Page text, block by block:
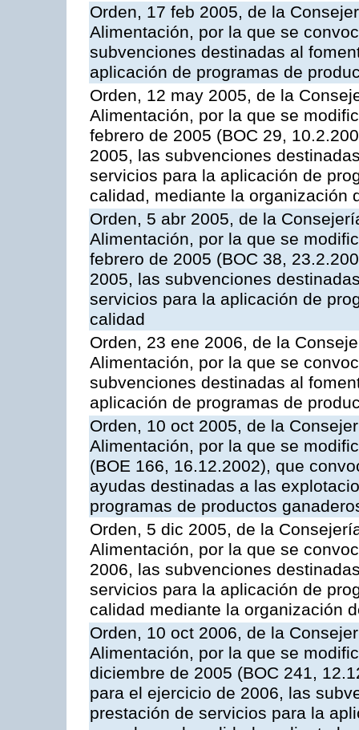
Orden, 17 feb 2005, de la
Alimentación, por la que se
subvenciones destinadas al
aplicación de programas de
Orden, 12 may 2005, de la
Alimentación, por la que se
febrero de 2005 (BOC 29,
2005, las subvenciones
servicios para la aplicación de
calidad, mediante la organización
Orden, 5 abr 2005, de la
Alimentación, por la que se
febrero de 2005 (BOC 38,
2005, las subvenciones
servicios para la aplicación de
calidad
Orden, 23 ene 2006, de la
Alimentación, por la que se
subvenciones destinadas al
aplicación de programas de
Orden, 10 oct 2005, de la
Alimentación, por la que se
(BOE 166, 16.12.2002), que
ayudas destinadas a las
programas de productos
Orden, 5 dic 2005, de la
Alimentación, por la que se
2006, las subvenciones
servicios para la aplicación de
calidad mediante la organización
Orden, 10 oct 2006, de la
Alimentación, por la que se
diciembre de 2005 (BOC 241,
para el ejercicio de 2006, las
prestación de servicios para la